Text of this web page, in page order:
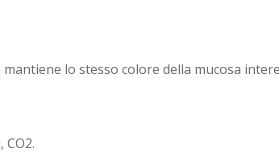
lo stesso colore della mucosa
CO2.